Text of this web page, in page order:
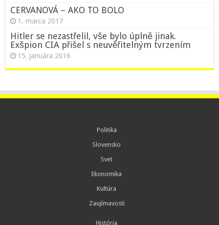
CERVANOVÁ – AKO TO BOLO
1. marca 2017
Hitler se nezastřelil, vše bylo úplně jinak.
Exšpion CIA přišel s neuvěřitelným tvrzením
15. januára 2016
Politika
Slovensko
Svet
Ekonomika
Kultúra
Zaujímavosti
História